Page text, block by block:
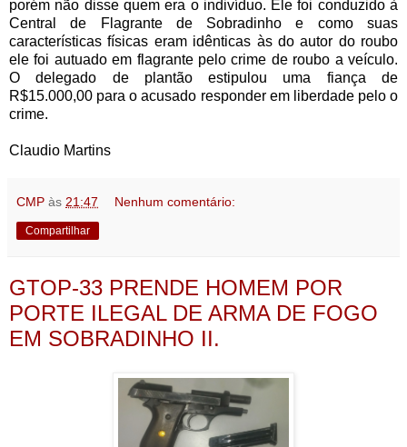
porém não disse quem era o indivíduo. Ele foi conduzido à
Central de Flagrante de Sobradinho e como suas
características físicas eram idênticas às do autor do roubo
ele foi autuado em flagrante pelo crime de roubo a veículo.
O delegado de plantão estipulou uma fiança de
R$15.000,00 para o acusado responder em liberdade pelo o
crime.
Claudio Martins
CMP às 21:47 Nenhum comentário:
Compartilhar
GTOP-33 PRENDE HOMEM POR
PORTE ILEGAL DE ARMA DE FOGO
EM SOBRADINHO II.